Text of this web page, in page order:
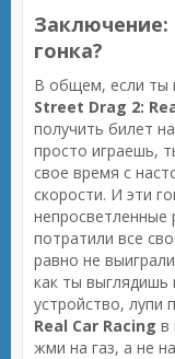
Заключение:
гонка?
В общем, если
Street Drag 2:
получить билет
просто играешь,
свое время с
скорости. И эти
непросветленные
потратили все
равно не
как ты выглядишь
устройство, лупи
Real Car Racing в
жми на газ, а не